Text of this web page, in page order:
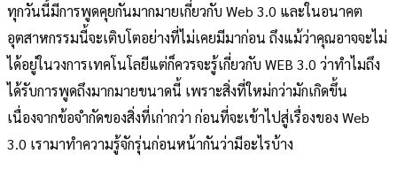
ทุกวันนี้มีการพูดคุยกันมากมายเกี่ยวกับ Web 3.0 และในอนาคต
อุตสาหกรรมนี้จะเติบโตอย่างที่ไม่เคยมีมาก่อน ถึงแม้ว่าคุณอาจจะไม่
ได้อยู่ในวงการเทคโนโลยีแต่ก็ควรจะรู้เกี่ยวกับ WEB 3.0 ว่าทำไมถึง
ได้รับการพูดถึงมากมายขนาดนี้ เพราะสิ่งที่ใหม่กว่ามักเกิดขึ้น
เนื่องจากข้อจำกัดของสิ่งที่เก่ากว่า ก่อนที่จะเข้าไปสู่เรื่องของ Web
3.0 เรามาทำความรู้จักรุ่นก่อนหน้ากันว่ามีอะไรบ้าง